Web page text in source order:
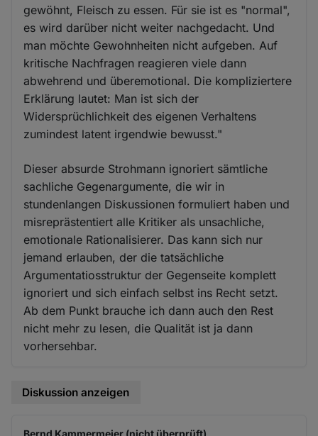
gewöhnt, Fleisch zu essen. Für sie ist es "normal",
es wird darüber nicht weiter nachgedacht. Und
man möchte Gewohnheiten nicht aufgeben. Auf
kritische Nachfragen reagieren viele dann
abwehrend und überemotional. Die kompliziertere
Erklärung lautet: Man ist sich der
Widersprüchlichkeit des eigenen Verhaltens
zumindest latent irgendwie bewusst."
Dieser absurde Strohmann ignoriert sämtliche
sachliche Gegenargumente, die wir in
stundenlangen Diskussionen formuliert haben und
misreprästentiert alle Kritiker als unsachliche,
emotionale Rationalisierer. Das kann sich nur
jemand erlauben, der die tatsächliche
Argumentatiosstruktur der Gegenseite komplett
ignoriert und sich einfach selbst ins Recht setzt.
Ab dem Punkt brauche ich dann auch den Rest
nicht mehr zu lesen, die Qualität ist ja dann
vorhersehbar.
Diskussion anzeigen